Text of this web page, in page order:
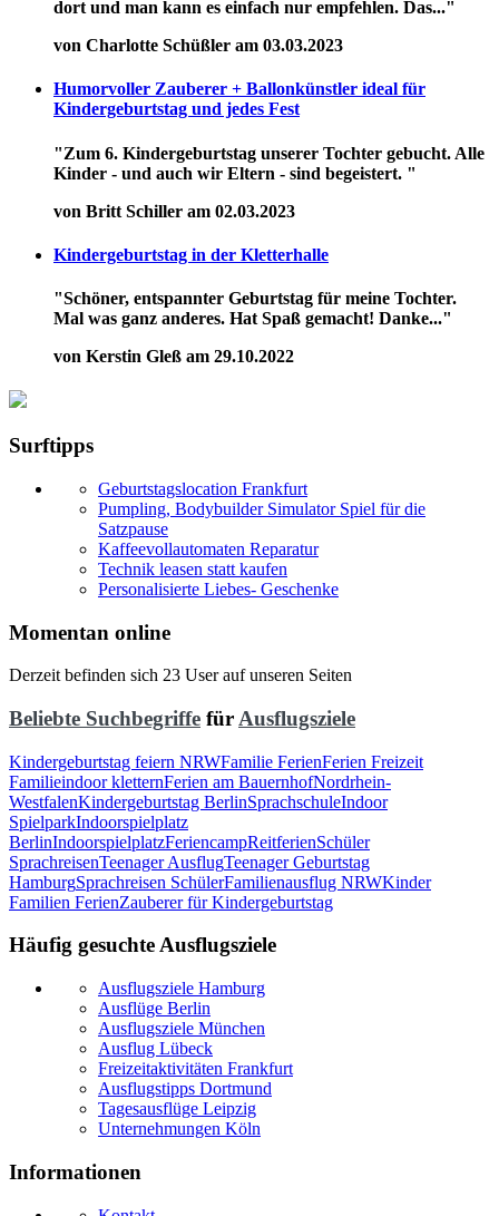
dort und man kann es einfach nur empfehlen. Das..."
von Charlotte Schüßler am 03.03.2023
Humorvoller Zauberer + Ballonkünstler ideal für
Kindergeburtstag und jedes Fest
"Zum 6. Kindergeburtstag unserer Tochter gebucht. Alle
Kinder - und auch wir Eltern - sind begeistert. "
von Britt Schiller am 02.03.2023
Kindergeburtstag in der Kletterhalle
"Schöner, entspannter Geburtstag für meine Tochter.
Mal was ganz anderes. Hat Spaß gemacht! Danke..."
von Kerstin Gleß am 29.10.2022
Surftipps
Geburtstagslocation Frankfurt
Pumpling, Bodybuilder Simulator Spiel für die
Satzpause
Kaffeevollautomaten Reparatur
Technik leasen statt kaufen
Personalisierte Liebes- Geschenke
Momentan online
Derzeit befinden sich 23 User auf unseren Seiten
Beliebte Suchbegriffe für Ausflugsziele
Kindergeburtstag feiern NRWFamilie FerienFerien Freizeit
Familieindoor kletternFerien am BauernhofNordrhein-
WestfalenKindergeburtstag BerlinSprachschuleIndoor
SpielparkIndoorspielplatz
BerlinIndoorspielplatzFeriencampReitferienSchüler
SprachreisenTeenager AusflugTeenager Geburtstag
HamburgSprachreisen SchülerFamilienausflug NRWKinder
Familien FerienZauberer für Kindergeburtstag
Häufig gesuchte Ausflugsziele
Ausflugsziele Hamburg
Ausflüge Berlin
Ausflugsziele München
Ausflug Lübeck
Freizeitaktivitäten Frankfurt
Ausflugstipps Dortmund
Tagesausflüge Leipzig
Unternehmungen Köln
Informationen